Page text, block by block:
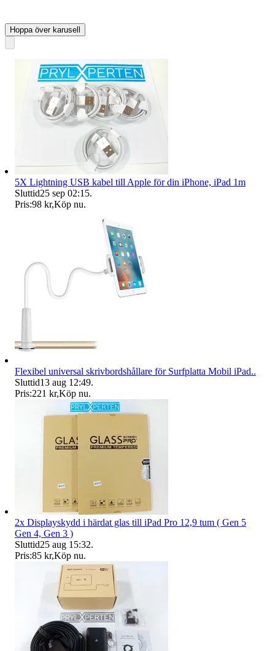
Hoppa över karusell
5X Lightning USB kabel till Apple för din iPhone, iPad 1m
Sluttid25 sep 02:15.
Pris:98 kr,Köp nu.
Flexibel universal skrivbordshållare för Surfplatta Mobil iPad..
Sluttid13 aug 12:49.
Pris:221 kr,Köp nu.
2x Displayskydd i härdat glas till iPad Pro 12,9 tum ( Gen 5
Gen 4, Gen 3 )
Sluttid25 aug 15:32.
Pris:85 kr,Köp nu.